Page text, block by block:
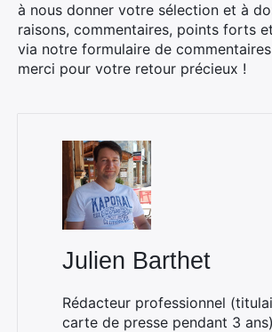
à nous donner votre sélection et à
raisons, commentaires, points forts
via notre formulaire de commentaires.
merci pour votre retour précieux !
Julien Barthet
Rédacteur professionnel
carte de presse pendant 3